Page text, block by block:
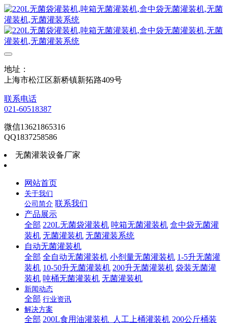
地址：
上海市松江区新桥镇新拓路409号
联系电话
021-60518387
微信13621865316
QQ1837258586
无菌灌装设备厂家
网站首页
关于我们
公司简介 联系我们
产品展示
全部 220L无菌袋灌装机 吨箱无菌灌装机 盒中袋无菌灌
装机 无菌灌装机 无菌灌装系统
自动无菌灌装机
全部 全自动无菌灌装机 小剂量无菌灌装机 1-5升无菌灌
装机 10-50升无菌灌装机 200升无菌灌装机 袋装无菌灌
装机 吨桶无菌灌装机 无菌灌装机
新闻动态
全部 行业资讯
解决方案
全部 200L食用油灌装机_人工上桶灌装机 200公斤桶装